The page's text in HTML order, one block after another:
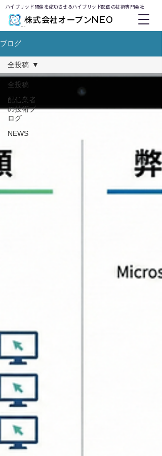
株式会社オープンNEO
ハイブリッド開催を成功させるハイブリッド配信の技術専門会社
ブログ
全投稿
配信業者
の技術ブ
ログ
NEWS
全投稿